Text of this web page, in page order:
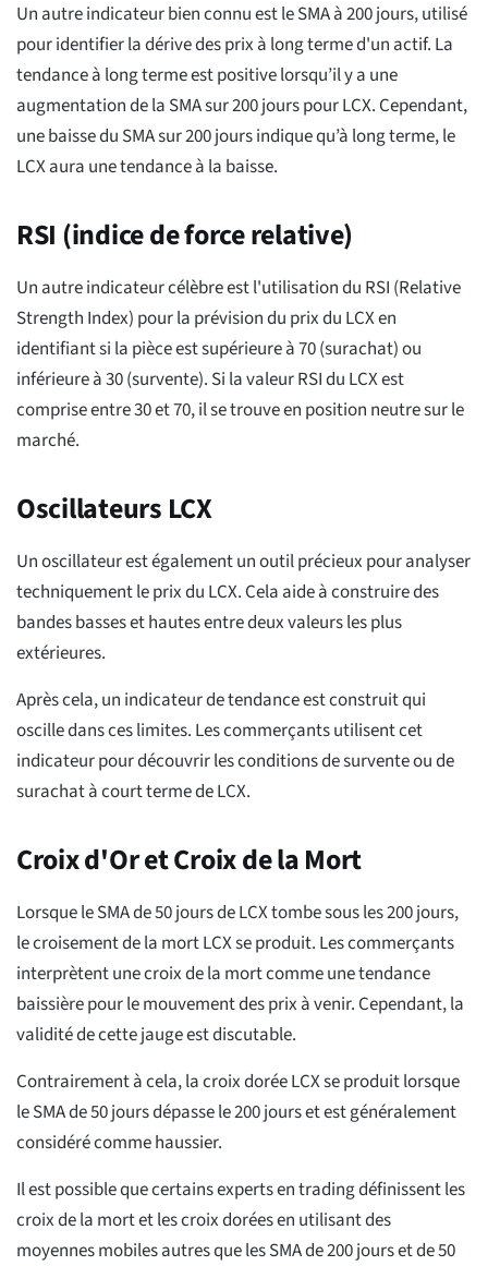
Un autre indicateur bien connu est le SMA à 200 jours, utilisé
pour identifier la dérive des prix à long terme d'un actif. La
tendance à long terme est positive lorsqu’il y a une
augmentation de la SMA sur 200 jours pour LCX. Cependant,
une baisse du SMA sur 200 jours indique qu’à long terme, le
LCX aura une tendance à la baisse.
RSI (indice de force relative)
Un autre indicateur célèbre est l'utilisation du RSI (Relative
Strength Index) pour la prévision du prix du LCX en
identifiant si la pièce est supérieure à 70 (surachat) ou
inférieure à 30 (survente). Si la valeur RSI du LCX est
comprise entre 30 et 70, il se trouve en position neutre sur le
marché.
Oscillateurs LCX
Un oscillateur est également un outil précieux pour analyser
techniquement le prix du LCX. Cela aide à construire des
bandes basses et hautes entre deux valeurs les plus
extérieures.
Après cela, un indicateur de tendance est construit qui
oscille dans ces limites. Les commerçants utilisent cet
indicateur pour découvrir les conditions de survente ou de
surachat à court terme de LCX.
Croix d'Or et Croix de la Mort
Lorsque le SMA de 50 jours de LCX tombe sous les 200 jours,
le croisement de la mort LCX se produit. Les commerçants
interprètent une croix de la mort comme une tendance
baissière pour le mouvement des prix à venir. Cependant, la
validité de cette jauge est discutable.
Contrairement à cela, la croix dorée LCX se produit lorsque
le SMA de 50 jours dépasse le 200 jours et est généralement
considéré comme haussier.
Il est possible que certains experts en trading définissent les
croix de la mort et les croix dorées en utilisant des
moyennes mobiles autres que les SMA de 200 jours et de 50